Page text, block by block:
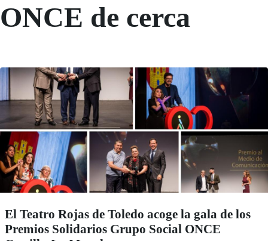
ONCE de cerca
El Teatro Rojas de Toledo acoge la gala de los
Premios Solidarios Grupo Social ONCE